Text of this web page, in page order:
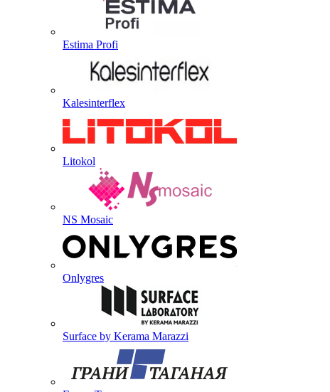
Estima Profi
Kalesinterflex
Litokol
NS Mosaic
Onlygres
Surface by Kerama Marazzi